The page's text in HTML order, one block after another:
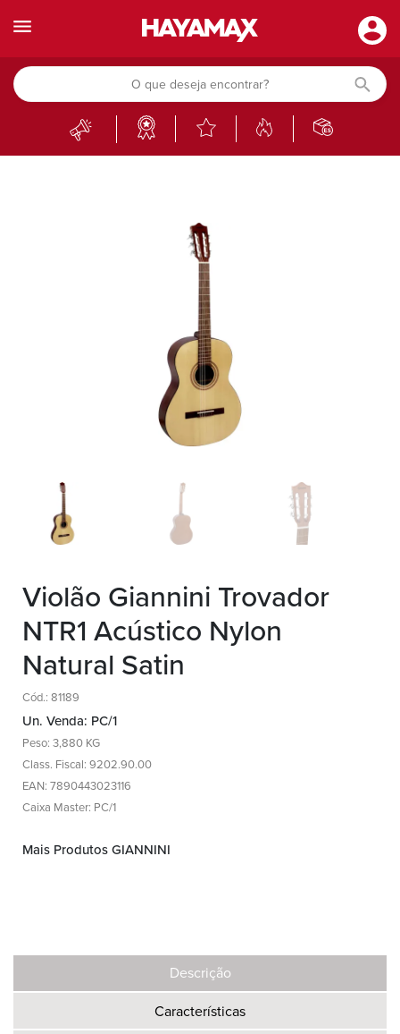
Violão Giannini Trovador
NTR1 Acústico Nylon
Natural Satin
Cód.: 81189
Un. Venda: PC/1
Peso: 3,880 KG
Class. Fiscal: 9202.90.00
EAN: 7890443023116
Caixa Master: PC/1
Mais Produtos GIANNINI
Descrição
Características